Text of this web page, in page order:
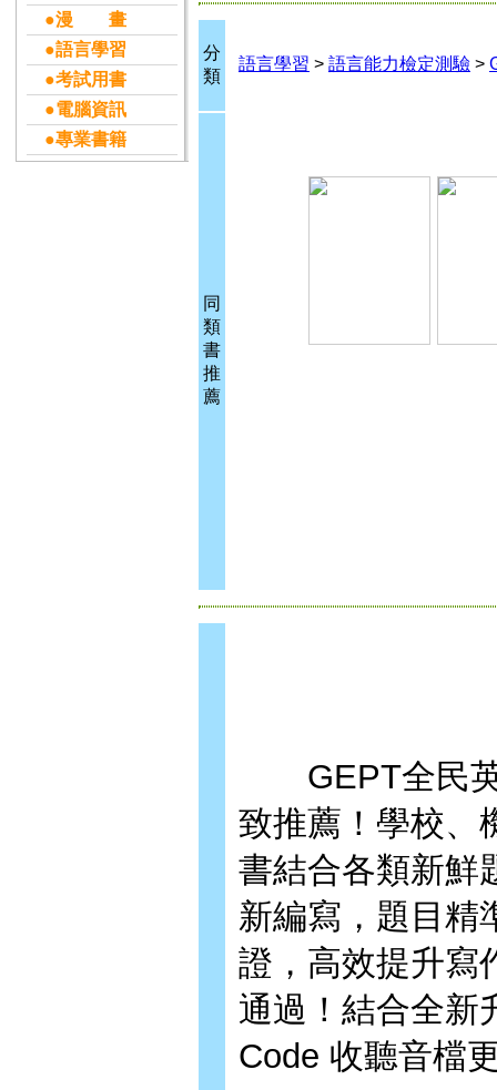
●漫 畫
●語言學習
●考試用書
●電腦資訊
●專業書籍
分
類
語言學習 > 語言能力檢定測驗 >
同
類
書
推
薦
GEPT全民英
致推薦！學校、
書結合各類新鮮
新編寫，題目精
證，高效提升寫
通過！結合全新
Code 收聽音檔